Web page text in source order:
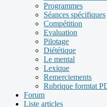
Programmes
Séances spécifiques
Compétition
Evaluation
Pilotage
Diététique
Le mental
Lexique
Remerciements
Rubrique formtat
Forum
Liste articles